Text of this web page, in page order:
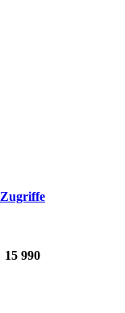
Zugriffe
15 990